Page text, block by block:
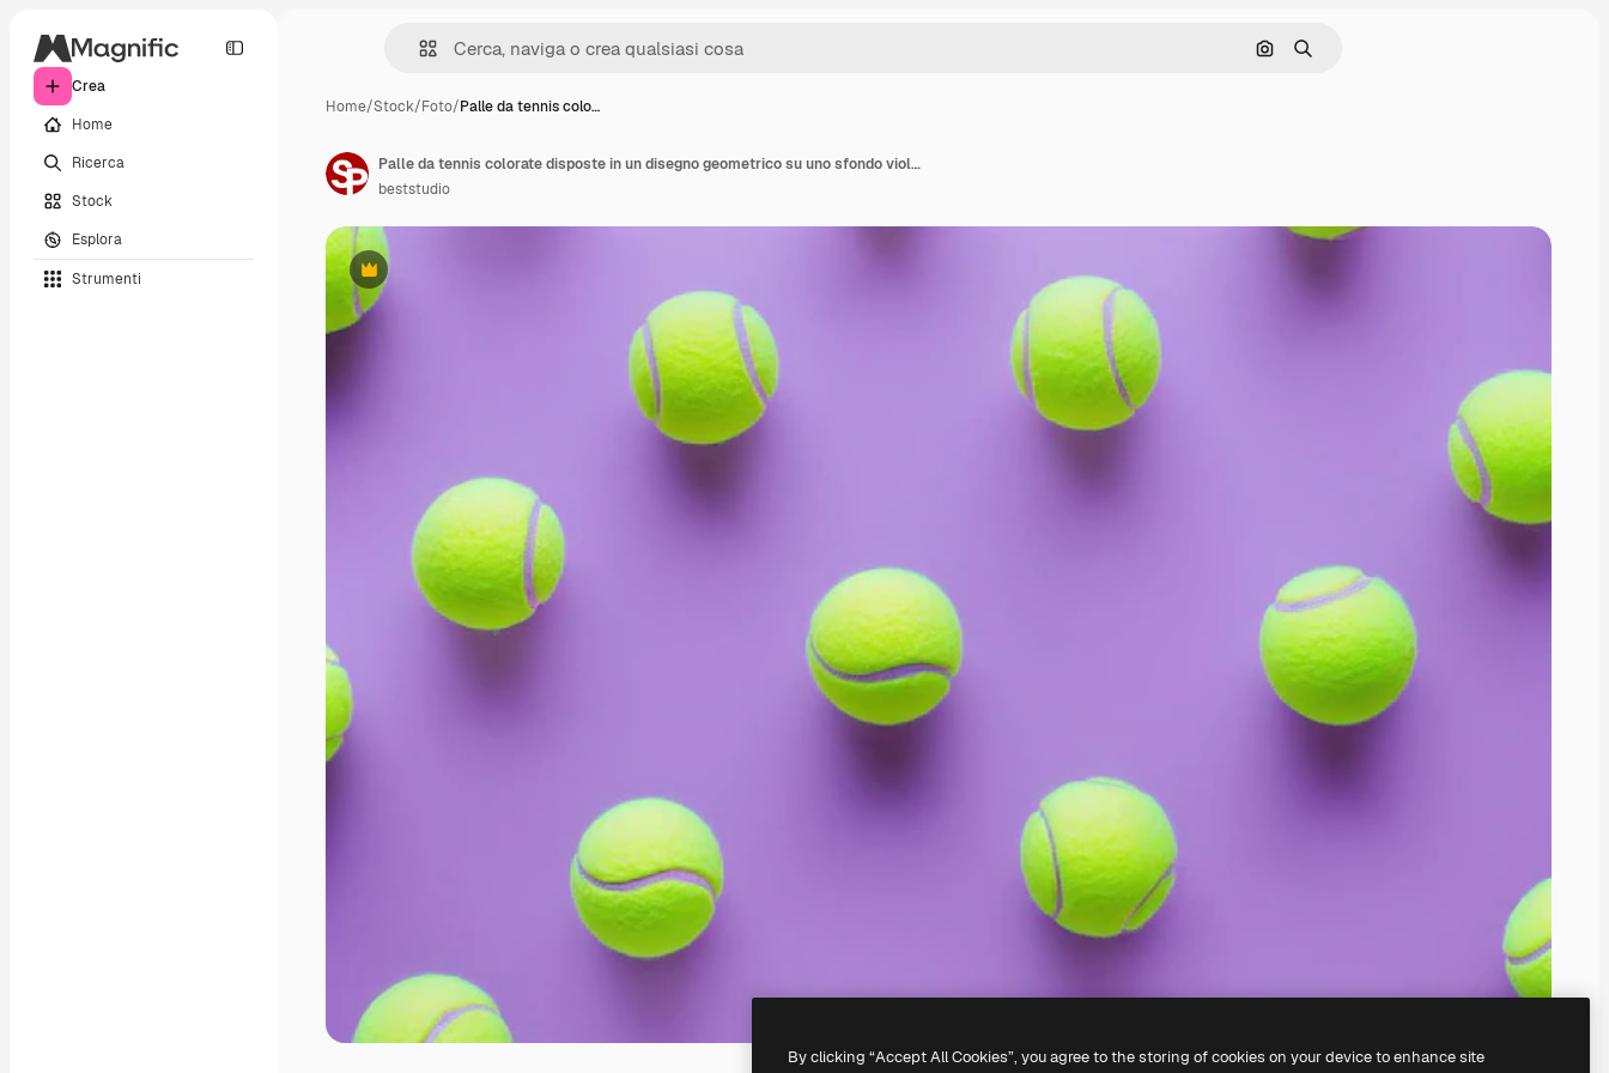
Crea
Home
Ricerca
Stock
Esplora
Strumenti
Cerca per immagine
Ricerca
Home/Stock/Foto/Palle da tennis colo…
Premium
Palle da tennis colorate disposte in un disegno geometrico su uno sfondo viola vibrante con palle verdi al centro
beststudio
By clicking “Accept All Cookies”, you agree to the storing of cookies on your device to enhance site